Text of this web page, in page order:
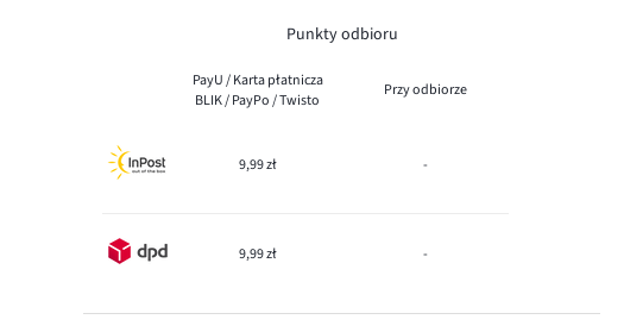
Punkty odbioru
PayU / Karta płatnicza
BLIK / PayPo / Twisto
Przy odbiorze
9,99 zł -
9,99 zł -